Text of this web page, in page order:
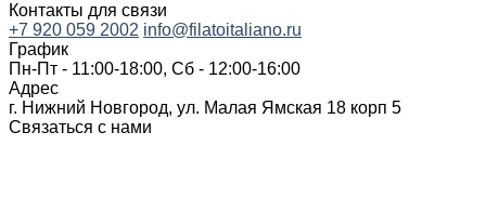
Контакты для связи
+7 920 059 2002 info@filatoitaliano.ru
График
Пн-Пт - 11:00-18:00, Сб - 12:00-16:00
Адрес
г. Нижний Новгород, ул. Малая Ямская 18 корп 5
Связаться с нами